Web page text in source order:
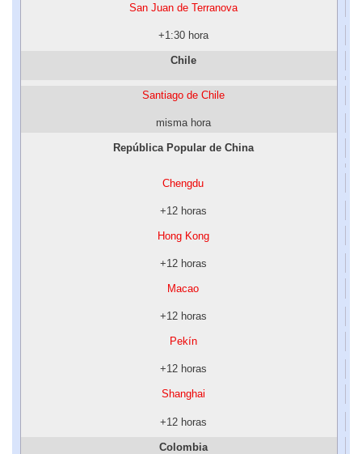
San Juan de Terranova
+1:30 hora
Chile
Santiago de Chile
misma hora
República Popular de China
Chengdu
+12 horas
Hong Kong
+12 horas
Macao
+12 horas
Pekín
+12 horas
Shanghai
+12 horas
Colombia